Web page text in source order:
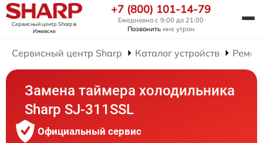
Сервисный центр Sharpв
Ижевске
+7 (800) 101-14-79
Ежедневно с 9:00 до 21:00
Позвонить мне утром
Сервисный центр Sharp Каталог устройств
Замена таймера холодильника
Sharp SJ-311SSL
Официальный сервис